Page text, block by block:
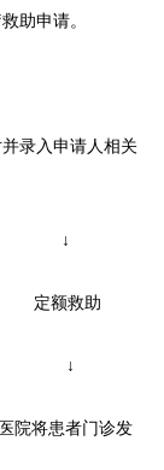
助申请。
录入申请人相关
助
院将患者门诊发